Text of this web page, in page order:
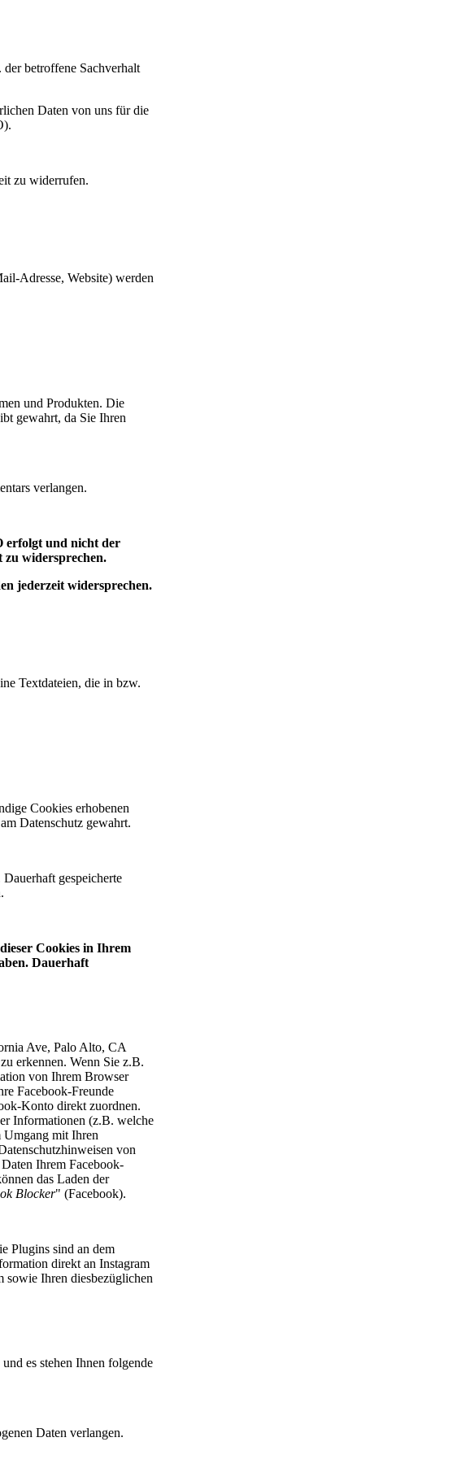
betroffene Sachverhalt
Daten von uns für die
zu widerrufen.
Adresse, Website) werden
und Produkten. Die
gewahrt, da Sie Ihren
verlangen.
erfolgt und nicht der
zu widersprechen.
jederzeit widersprechen.
Textdateien, die in bzw.
Cookies erhobenen
Datenschutz gewahrt.
gespeicherte
Cookies in Ihrem
Dauerhaft
Ave, Palo Alto, CA
erkennen. Wenn Sie z.B.
von Ihrem Browser
Facebook-Freunde
Konto direkt zuordnen.
Informationen (z.B. welche
Umgang mit Ihren
von
Ihrem Facebook-
das Laden der
Blocker" (Facebook).
Plugins sind an dem
direkt an Instagram
sowie Ihren diesbezüglichen
es stehen Ihnen folgende
Daten verlangen.